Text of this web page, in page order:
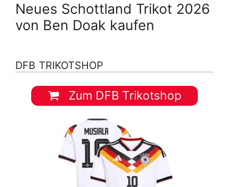
Neues Schottland Trikot 2026
von Ben Doak kaufen
DFB TRIKOTSHOP
Zum DFB Trikotshop